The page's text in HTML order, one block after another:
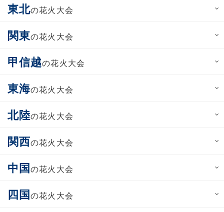
東北の花火大会
関東の花火大会
甲信越の花火大会
東海の花火大会
北陸の花火大会
関西の花火大会
中国の花火大会
四国の花火大会